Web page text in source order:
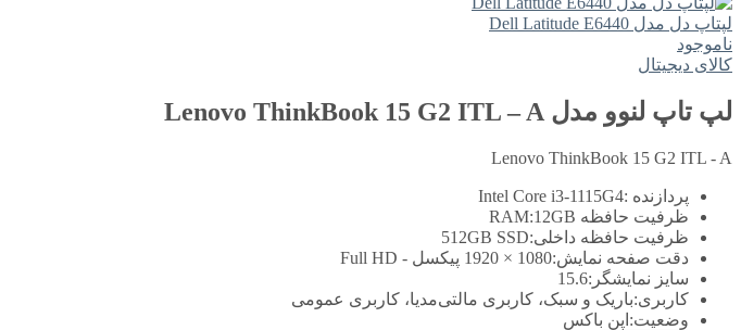
لپتاپ دل مدل Dell Latitude E6440
ناموجود
کالای دیجیتال
لپ تاپ لنوو مدل Lenovo ThinkBook 15 G2 ITL – A
Lenovo ThinkBook 15 G2 ITL - A
پردازنده :Intel Core i3-1115G4
ظرفیت حافظه RAM: 12GB
ظرفیت حافظه داخلی:512GB SSD
دقت صفحه نمایش:1080 × 1920 پیکسل - Full HD
سایز نمایشگر:15.6
کاربری:باریک و سبک، کاربری مالتی‌مدیا، کاربری عمومی
وضعیت: اپن باکس